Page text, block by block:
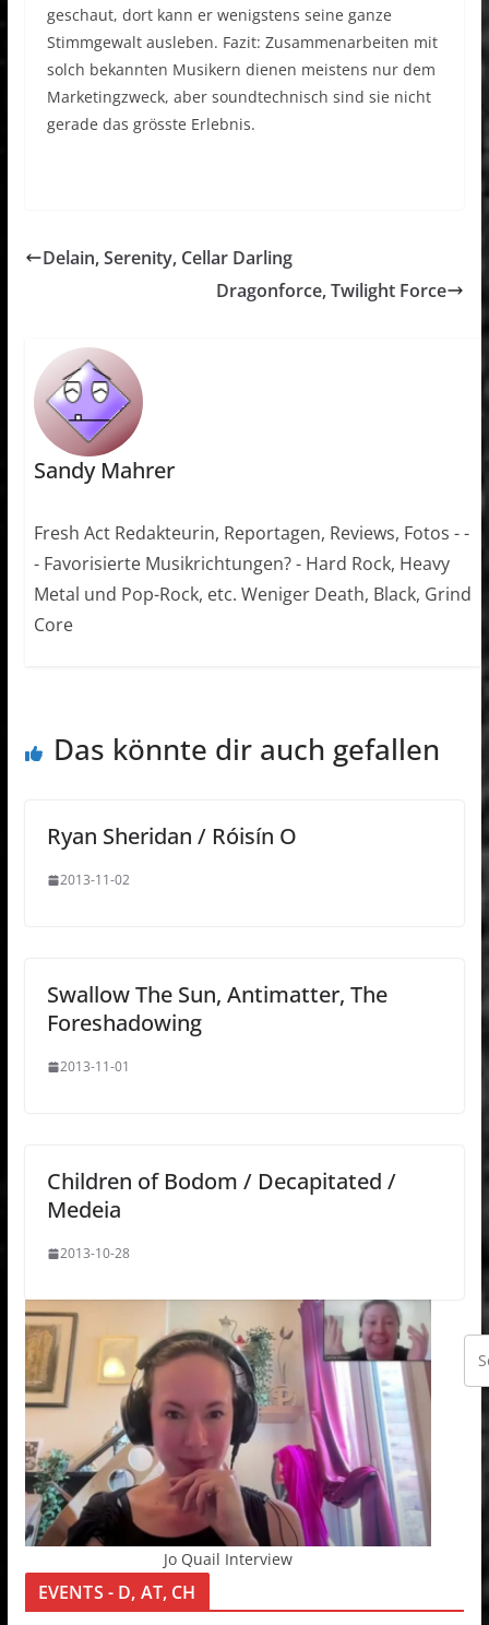
geschaut, dort kann er wenigstens seine ganze
Stimmgewalt ausleben. Fazit: Zusammenarbeiten mit
solch bekannten Musikern dienen meistens nur dem
Marketingzweck, aber soundtechnisch sind sie nicht
gerade das grösste Erlebnis.
Delain, Serenity, Cellar Darling
Dragonforce, Twilight Force
Sandy Mahrer
Fresh Act Redakteurin, Reportagen, Reviews, Fotos - -
- Favorisierte Musikrichtungen? - Hard Rock, Heavy
Metal und Pop-Rock, etc. Weniger Death, Black, Grind
Core
Das könnte dir auch gefallen
Ryan Sheridan / Róisín O
2013-11-02
Swallow The Sun, Antimatter, The
Foreshadowing
2013-11-01
Children of Bodom / Decapitated /
Medeia
2013-10-28
Jo Quail Interview
EVENTS - D, AT, CH